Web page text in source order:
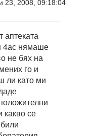
23, 2008, 09:18:04
аптеката
4ас нямаше
не бях на
го и
ли като ми
какво се